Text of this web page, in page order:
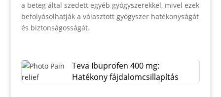
a beteg által szedett egyéb gyógyszerekkel, mivel ezek
befolyásolhatják a választott gyógyszer hatékonyságát
és biztonságosságát.
Teva Ibuprofen 400 mg:
Hatékony fájdalomcsillapítás